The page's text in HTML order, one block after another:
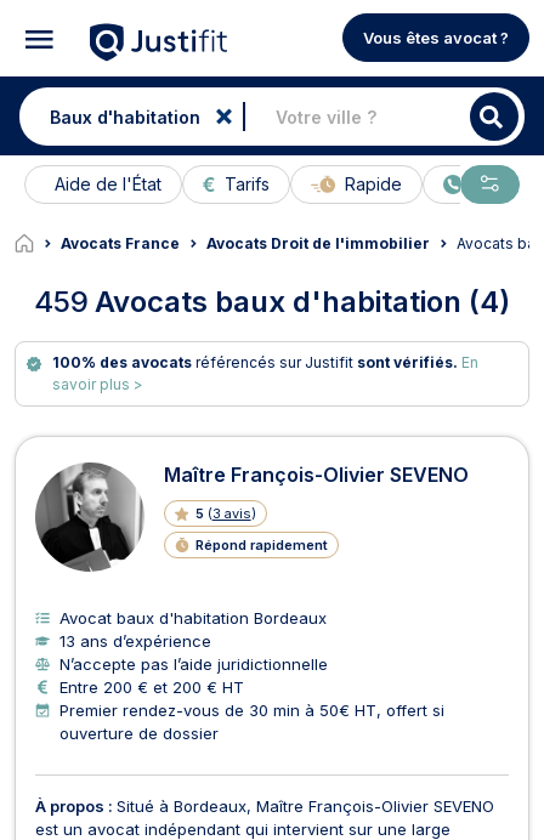
Vous êtes avocat ?
Aide de l'État Tarifs Rapide En ligne
Avocats France Avocats Droit de l'immobilier Avocats
459 Avocats baux d'habitation (4)
100% des avocatsréférencés sur Justifit sont vérifiés. En
savoir plus >
Avocats en baux d'habitation
Maître François-Olivier SEVENO
5 (3 avis)
Répond rapidement
Avocat baux d'habitation Bordeaux
13 ans d’expérience
N’accepte pas l’aide juridictionnelle
Entre 200 € et 200 € HT
Premier rendez-vous de 30 min à 50€ HT, offert si
ouverture de dossier
À propos : Situé à Bordeaux, Maître François-Olivier SEVENO
est un avocat indépendant qui intervient sur une large